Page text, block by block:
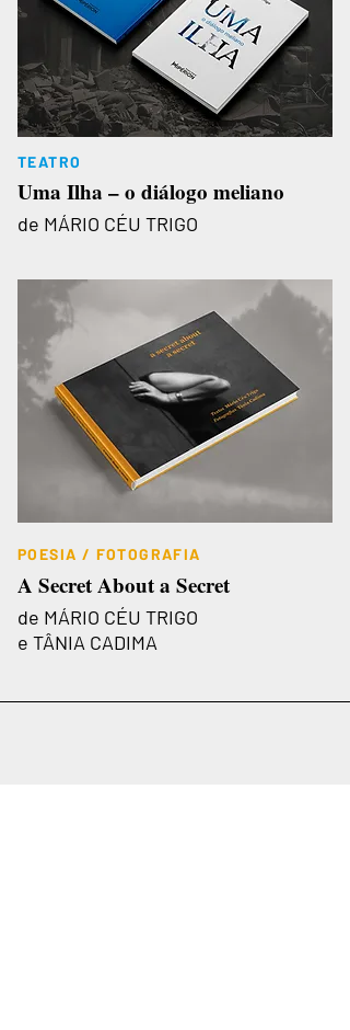
TEATRO
Uma Ilha – o diálogo meliano
de MÁRIO CÉU TRIGO
POESIA / FOTOGRAFIA
A Secret About a Secret
de MÁRIO CÉU TRIGO
e TÂNIA CADIMA